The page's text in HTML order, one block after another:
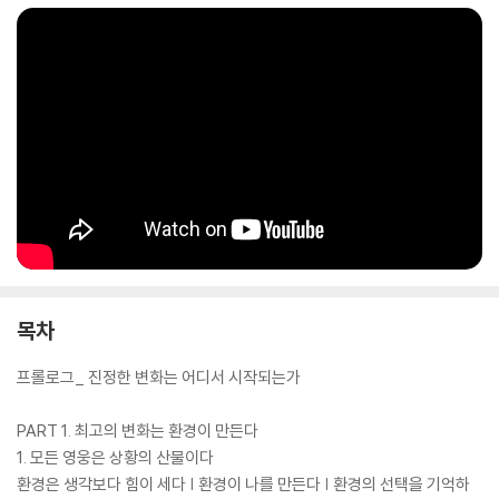
목차
프롤로그_ 진정한 변화는 어디서 시작되는가
PART 1. 최고의 변화는 환경이 만든다
1. 모든 영웅은 상황의 산물이다
환경은 생각보다 힘이 세다 | 환경이 나를 만든다 | 환경의 선택을 기억하